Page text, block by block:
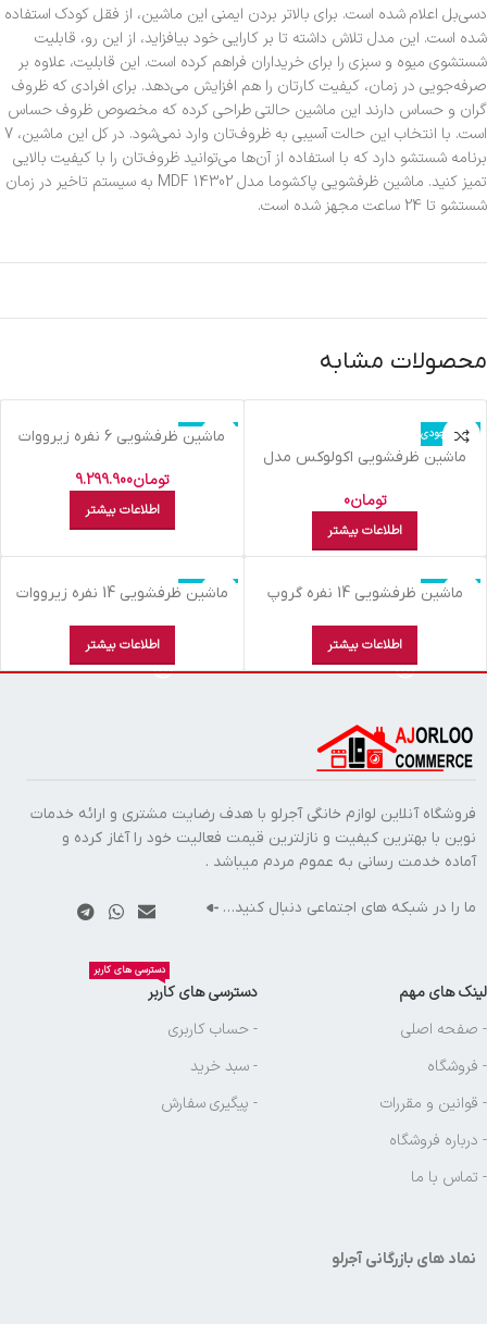
دسی‌بل اعلام شده است. برای بالاتر بردن ایمنی این ماشین، از فقل کودک استفاده
شده است. این مدل تلاش داشته تا بر کارایی خود بیافزاید، از این رو، قابلیت
شستشوی میوه و سبزی را برای خریداران فراهم کرده است. این قابلیت، علاوه بر
صرفه‌جویی در زمان، کیفیت کارتان را هم افزایش می‌دهد. برای افرادی که ظروف
گران و حساس دارند این ماشین حالتی طراحی کرده که مخصوص ظروف حساس
است. با انتخاب این حالت آسیبی به ظروف‌تان وارد نمی‌شود. در کل این ماشین، 7
برنامه شستشو دارد که با استفاده از آن‌ها می‌توانید ظروف‌تان را با کیفیت بالایی
تمیز کنید. ماشین ظرفشویی پاکشوما مدل MDF 14302 به سیستم تاخیر در زمان
شستشو تا 24 ساعت مجهز شده است.
محصولات مشابه
اتمام موجودی
ماشین ظرفشویی اکولوکس مدل
تومان0
اطلاعات بیشتر
اتمام موجودی
ماشين ظرفشويي 6 نفره زيرووات
تومان9.299.900
اطلاعات بیشتر
اتمام موجودی
ماشين ظرفشويي 14 نفره گروپ
اطلاعات بیشتر
اتمام موجودی
ماشين ظرفشويي 14 نفره زيرووات
اطلاعات بیشتر
فروشگاه آنلاین لوازم خانگی آجرلو با هدف رضایت مشتری و ارائه خدمات
نوین با بهترین کیفیت و نازلترین قیمت فعالیت خود را آغاز کرده و
آماده خدمت رسانی به عموم مردم میباشد .
ما را در شبکه های اجتماعی دنبال کنید…
لینک های مهم
- صفحه اصلی
- فروشگاه
- قوانین و مقررات
- درباره فروشگاه
- تماس با ما
دسترسی های کاربر
دسترسی های کاربر
- حساب کاربری
- سبد خرید
- پیگیری سفارش
نماد های بازرگانی آجرلو